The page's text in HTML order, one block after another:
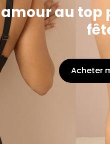
au top
Acheter